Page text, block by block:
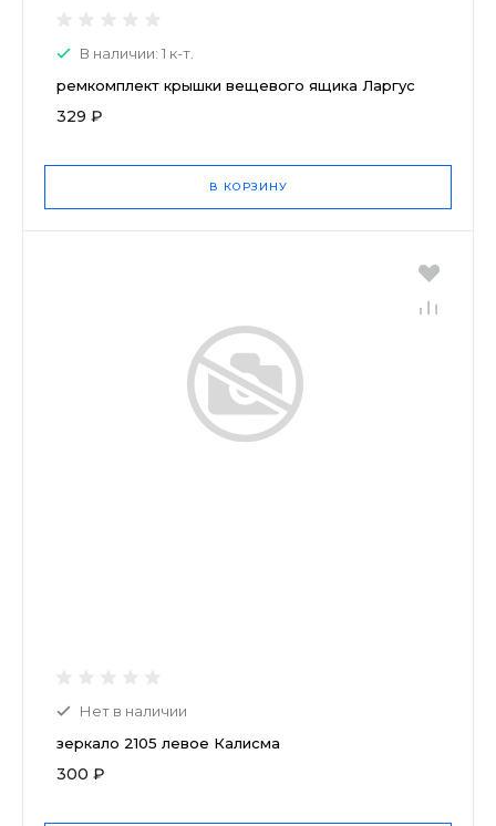
В наличии: 1 к-т.
ремкомплект крышки вещевого ящика Ларгус
329 ₽
В КОРЗИНУ
Нет в наличии
зеркало 2105 левое Калисма
300 ₽